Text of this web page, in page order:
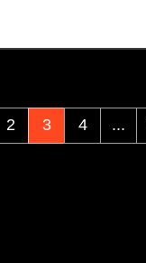
2 3 4 ...